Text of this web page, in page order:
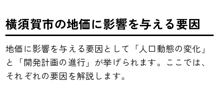
横須賀市の地価に影響を与える要因
地価に影響を与える要因として「人口動態の変化」
と「開発計画の進行」が挙げられます。ここでは、
それぞれの要因を解説します。